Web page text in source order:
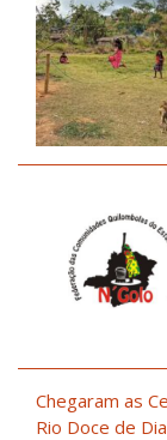
Chegaram as
Rio Doce de